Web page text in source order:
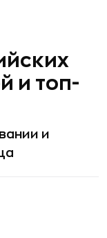
и топ-
и